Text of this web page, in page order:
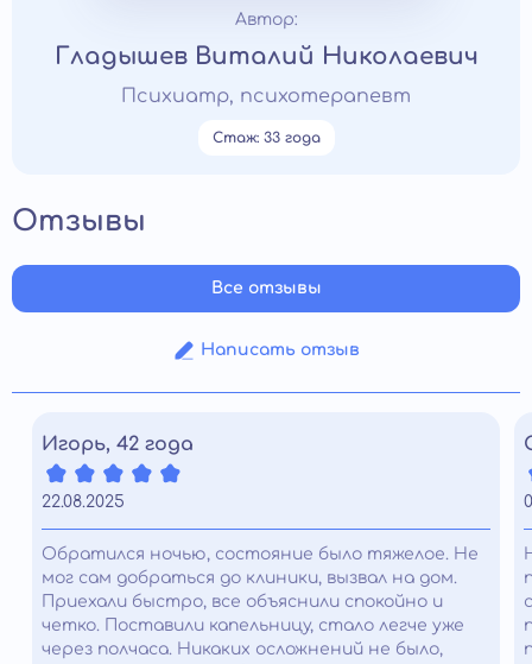
Автор:
Гладышев Виталий Николаевич
Психиатр, психотерапевт
Стаж: 33 года
Отзывы
Написать отзыв
Все отзывы
Игорь, 42 года
22.08.2025
Обратился ночью, состояние было тяжелое. Не
мог сам добраться до клиники, вызвал на дом.
Приехали быстро, все объяснили спокойно и
четко. Поставили капельницу, стало легче уже
через полчаса. Никаких осложнений не было,